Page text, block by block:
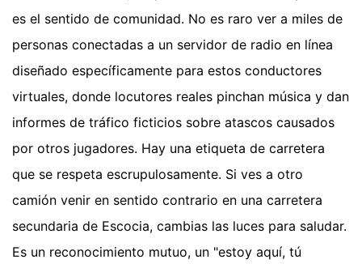
es el sentido de comunidad. No es raro ver a miles de
personas conectadas a un servidor de radio en línea
diseñado específicamente para estos conductores
virtuales, donde locutores reales pinchan música y dan
informes de tráfico ficticios sobre atascos causados
por otros jugadores. Hay una etiqueta de carretera
que se respeta escrupulosamente. Si ves a otro
camión venir en sentido contrario en una carretera
secundaria de Escocia, cambias las luces para saludar.
Es un reconocimiento mutuo, un "estoy aquí, tú